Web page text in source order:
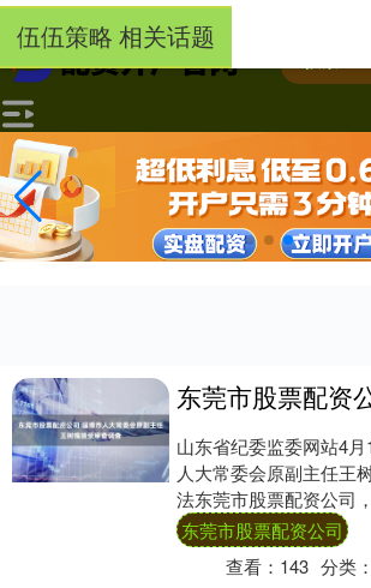
-->
伍伍策略 相关话题
山东省纪委监委网站4
人大常委会原副主任王
法东莞市股票配资公司
纪委监委纪律审查和监察
东莞市股票配资公司
查看： 143 分类：